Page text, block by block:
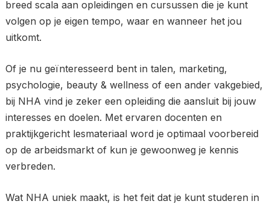
breed scala aan opleidingen en cursussen die je kunt
volgen op je eigen tempo, waar en wanneer het jou
uitkomt.
Of je nu geïnteresseerd bent in talen, marketing,
psychologie, beauty & wellness of een ander vakgebied,
bij NHA vind je zeker een opleiding die aansluit bij jouw
interesses en doelen. Met ervaren docenten en
praktijkgericht lesmateriaal word je optimaal voorbereid
op de arbeidsmarkt of kun je gewoonweg je kennis
verbreden.
Wat NHA uniek maakt, is het feit dat je kunt studeren in